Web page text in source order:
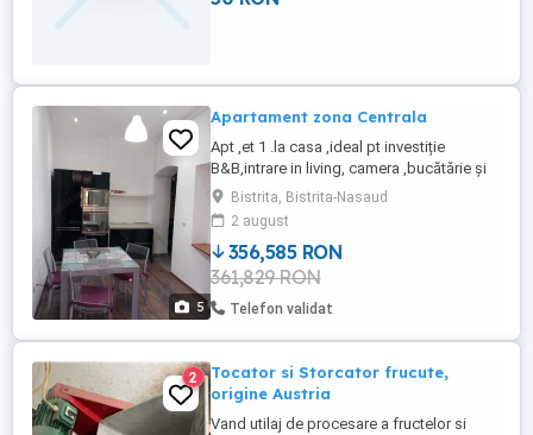
5
Apartament zona Centrala
Apt ,et 1 .la casa ,ideal pt investiție
B&B,intrare in living, camera ,bucătărie și
baie. cota parte din pod este cu geamuri
la strada.,renovat total,încălzire centrala
termica ,.
Bistrita, Bistrita-Nasaud
2 august
356,585 RON
361,829 RON
Telefon validat
2
Tocator si Storcator frucute,
origine Austria
Vand utilaj de procesare a fructelor si